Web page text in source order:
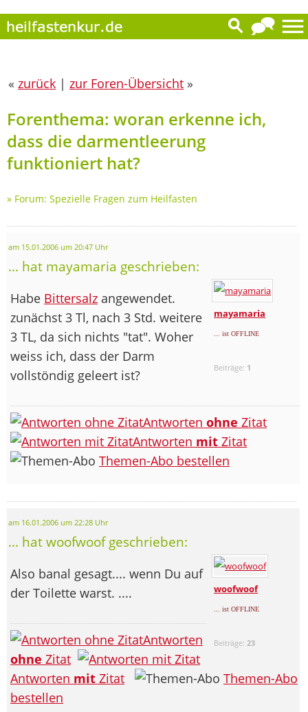
« zurück | zur Foren-Übersicht »
Forenthema: woran erkenne ich,
dass die darmentleerung
funktioniert hat?
» Forum: Spezielle Fragen zum Heilfasten
am 15.01.2006 um 20:47 Uhr
... hat mayamaria geschrieben:
mayamaria
... ist OFFLINE
Beiträge: 1
Habe Bittersalz angewendet.
zunächst 3 Tl, nach 3 Std. weitere
3 TL, da sich nichts "tat". Woher
weiss ich, dass der Darm
vollstöndig geleert ist?
Antworten ohne Zitat
Antworten mit Zitat
Themen-Abo bestellen
am 16.01.2006 um 22:28 Uhr
... hat woofwoof geschrieben:
woofwoof
... ist OFFLINE
Beiträge: 23
Also banal gesagt.... wenn Du auf
der Toilette warst. ....
Antworten
ohne Zitat
Antworten mit Zitat
Themen-Abo
bestellen